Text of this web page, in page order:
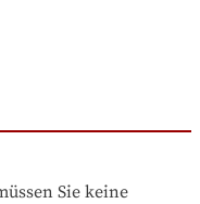
Sie keine